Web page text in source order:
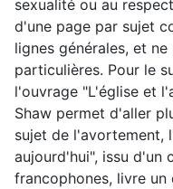
sexualité ou au
d'une page par sujet
lignes générales, et
particulières. Pour le
l'ouvrage "L'église et
Shaw permet d'aller
sujet de l'avortement,
aujourd'hui", issu d'un
francophones, livre